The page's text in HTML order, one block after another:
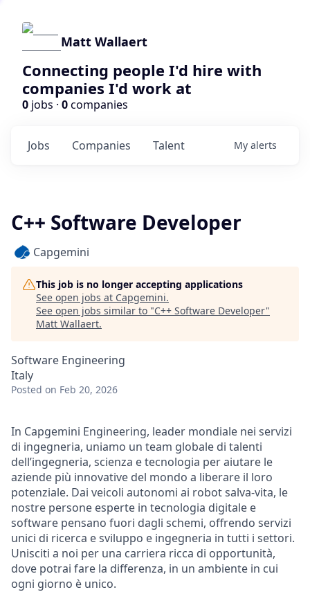
Matt Wallaert
Connecting people I'd hire with
companies I'd work at
0 jobs · 0companies
Jobs Companies Talent My alerts
C++ Software Developer
Capgemini
This job is no longer accepting applications
See open jobs at Capgemini.
See open jobs similar to "C++ Software Developer"
Matt Wallaert.
Software Engineering
Italy
Posted on Feb 20, 2026
In Capgemini Engineering, leader mondiale nei servizi
di ingegneria, uniamo un team globale di talenti
dell’ingegneria, scienza e tecnologia per aiutare le
aziende più innovative del mondo a liberare il loro
potenziale. Dai veicoli autonomi ai robot salva-vita, le
nostre persone esperte in tecnologia digitale e
software pensano fuori dagli schemi, offrendo servizi
unici di ricerca e sviluppo e ingegneria in tutti i settori.
Unisciti a noi per una carriera ricca di opportunità,
dove potrai fare la differenza, in un ambiente in cui
ogni giorno è unico.